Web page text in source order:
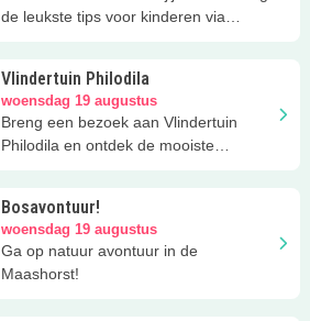
de leukste tips voor kinderen via
Vlindertuin Philodila
woensdag 19 augustus
Breng een bezoek aan Vlindertuin
Philodila en ontdek de mooiste
Bosavontuur!
woensdag 19 augustus
Ga op natuur avontuur in de
Maashorst!